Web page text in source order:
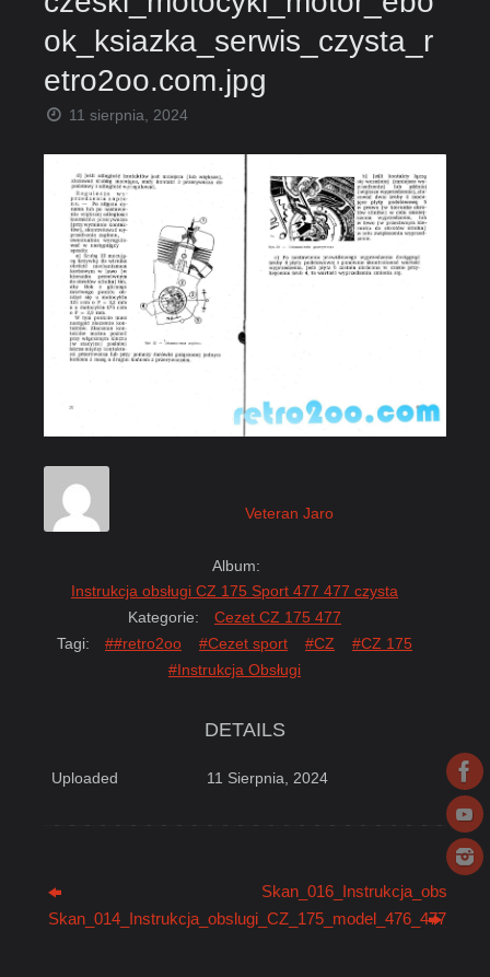
ok_ksiazka_serwis_czysta_r
etro2oo.com.jpg
11 sierpnia, 2024
Veteran Jaro
Album:
Instrukcja obsługi CZ 175 Sport 477 477 czysta
Kategorie:
Cezet CZ 175 477
Tagi:
##retro2oo #Cezet sport #CZ
#CZ 175
#Instrukcja Obsługi
DETAILS
Uploaded 11 Sierpnia, 2024